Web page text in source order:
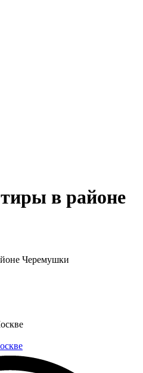
в районе
Черемушки